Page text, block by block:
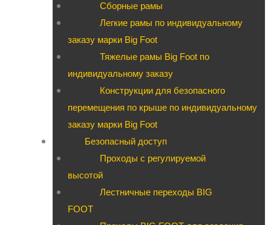
Сборные рамы
Легкие рамы по индивидуальному
заказу марки Big Foot
Тяжелые рамы Big Foot по
индивидуальному заказу
Конструкции для безопасного
перемещения по крыше по индивидуальному
заказу марки Big Foot
Безопасный доступ
Проходы с регулируемой
высотой
Лестничные переходы BIG
FOOT